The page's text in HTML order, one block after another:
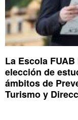
La Escola
elección de
ámbitos de
Turismo y